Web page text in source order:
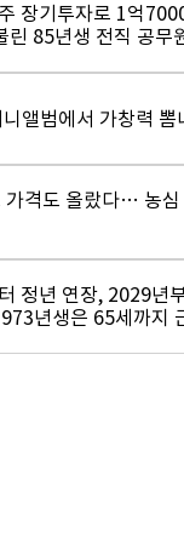
장기투자로 1억
린 85년생 전직 공무
앨범에서 가창력 뽐
가격도 올랐다… 농심
정년 연장, 2029년
년생은 65세까지